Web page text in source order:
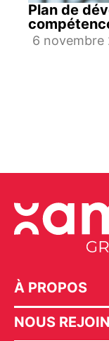
Plan de
6 novembre
À PROPOS
NOUS